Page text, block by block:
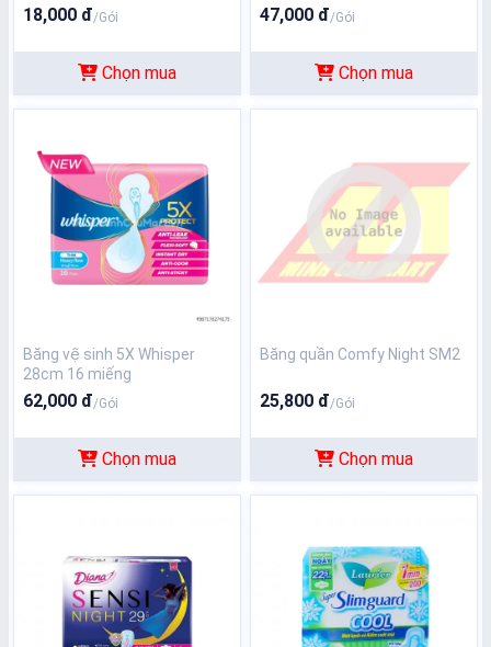
18,000 đ/Gói
Chọn mua
47,000 đ/Gói
Chọn mua
Băng vệ sinh 5X Whisper
28cm 16 miếng
62,000 đ/Gói
Chọn mua
Băng quần Comfy Night SM2
25,800 đ/Gói
Chọn mua